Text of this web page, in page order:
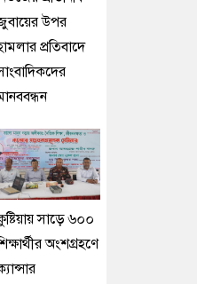
উপর
প্রতিবাদে
সাড়ে ৬০০
অংশগ্রহণে